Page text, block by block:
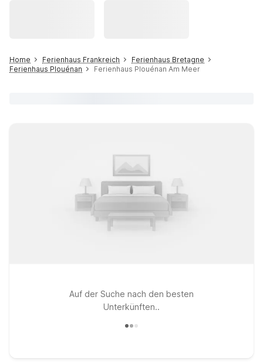
Home Ferienhaus Frankreich
Ferienhaus Bretagne
Ferienhaus Plouénan
Ferienhaus Plouénan Am Meer
Auf der Suche nach den besten
Unterkünften..